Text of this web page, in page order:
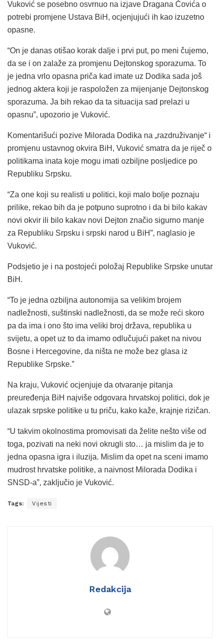
Vuković se posebno osvrnuo na izjave Dragana Čovića o
potrebi promjene Ustava BiH, ocjenjujući ih kao izuzetno
opasne.
“On je danas otišao korak dalje i prvi put, po meni čujemo,
da se i on zalaže za promjenu Dejtonskog sporazuma. To
je jedna vrlo opasna priča kad imate uz Dodika sada još
jednog aktera koji je raspoložen za mijenjanje Dejtonskog
sporazuma. Ja bih rekao da ta situacija sad prelazi u
opasnu”, upozorio je Vuković.
Komentarišući pozive Milorada Dodika na „razdruživanje“ i
promjenu ustavnog okvira BiH, Vuković smatra da je riječ o
politikama inata koje mogu imati ozbiljne posljedice po
Republiku Srpsku.
“Za one koji su realisti u politici, koji malo bolje poznaju
prilike, rekao bih da je potpuno suprotno i da bi bilo kakav
novi okvir ili bilo kakav novi Dejton značio sigurno manje
za Republiku Srpsku i srpski narod u BiH”, naglasio je
Vuković.
Podsjetio je i na postojeći položaj Republike Srpske unutar
BiH.
“To je jedna ozbiljna autonomija sa velikim brojem
nadležnosti, suštinski nadležnosti, da se može reći skoro
pa da ima i ono što ima veliki broj država, republika u
svijetu, a opet uz to da imamo odlučujući paket na nivou
Bosne i Hercegovine, da ništa ne može bez glasa iz
Republike Srpske.”
Na kraju, Vuković ocjenjuje da otvaranje pitanja
preuređenja BiH najviše odgovara hrvatskoj politici, dok je
ulazak srpske politike u tu priču, kako kaže, krajnje rizičan.
“U takvim okolnostima promovisati da želite nešto više od
toga, pozivati na neki novi okrugli sto… ja mislim da je to
jedna opasna igra i iluzija. Mislim da opet na sceni imamo
mudrost hrvatske politike, a naivnost Milorada Dodika i
SNSD-a”, zaključio je Vuković.
Tags: Vijesti
Redakcija